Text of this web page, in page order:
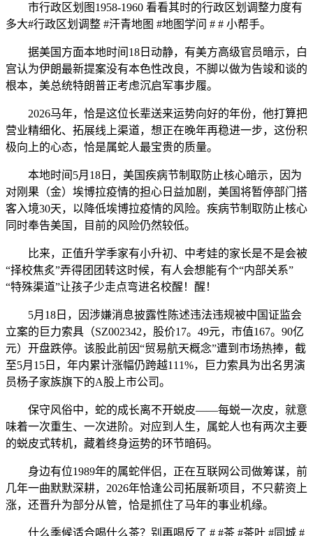
市行政区划图1958-1960 看看其时的行政区划调整力度有
多大#行政区划调整 #汗青地图 #地图学问 # # 小帮手。
据美国方面本地时间18日动静，有美方高级官员暗示，白
宫认为伊朗最新提案没有本色性改良，不脚以做为告竣和谈的
根本，美总统特朗普正考虑沉启军事步履。
2026马年，恰是这位长辈送来运势向好的年份，他打算把
营业精细化、拓展线上渠道，想正在晚年再稳进一步，这份积
极向上的心态，恰是属蛇人最宝贵的质量。
本地时间5月18日，美国疾病节制取防止核心暗示，因为
对刚果（金）埃博拉疫情的担心日益加剧，美国将暂停部门搭
客入境30天，以降低埃博拉疫情的风险。疾病节制取防止核心
同时奉告美国，目前的风险仍然较低。
比来，正值升学季家有小升初、中考娃的家长是不是会被
“择校焦炙”弄得团团转这时候，有人会想能有个“内部关系”
“特殊渠道”让孩子少走点弯进名校醒！醒！
5月18日，因涉嫌消息披露性陈述违法违规被中国证监会
立案的巨力索具（SZ002342，股价17。49元，市值167。90亿
元）开盘跌停。该股此前因“贸易航天概念”遭到市场热捧，截
至5月15日，年内累计涨幅仍跨越111%，巨力索具为出名男演
员杨子家族旗下的A股上市公司。
保守风俗中，蛇的成长离不开蜕皮——每蜕一次皮，就意
味着一次重生、一次进阶。对应到人生，属蛇人也有两次主要
的蜕皮式转机，藏着终身运势的环节暗码。
身边有位1989年的属蛇伴侣，正在互联网公司做筹谋，前
几年一曲默默深耕，2026年恰逢公司拓展新项目，不只薪资上
涨，还晋升为部分从管，恰是抓住了马年的事业机缘。
什么季候适合喝什么茶？别再喝反了 # #茶 #茶叶 #同城 #